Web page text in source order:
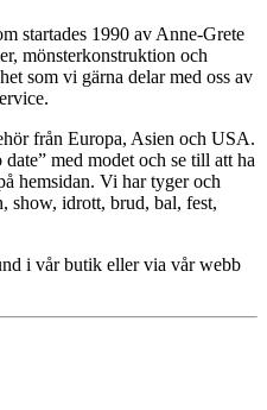
startades 1990 av Anne-Grete
mönsterkonstruktion och
som vi gärna delar med oss av
från Europa, Asien och USA.
med modet och se till att ha
hemsidan. Vi har tyger och
show, idrott, brud, bal, fest,
i vår butik eller via vår webb